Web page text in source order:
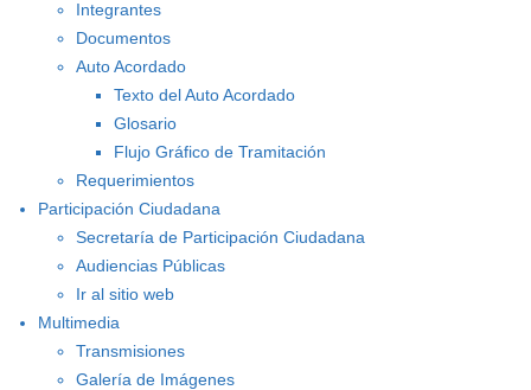
Integrantes
Documentos
Auto Acordado
Texto del Auto Acordado
Glosario
Flujo Gráfico de Tramitación
Requerimientos
Participación Ciudadana
Secretaría de Participación Ciudadana
Audiencias Públicas
Ir al sitio web
Multimedia
Transmisiones
Galería de Imágenes